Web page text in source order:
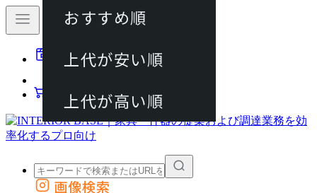
動画マニュアル
カート
外部サイトの商品をカートに追加
画像検索
おすすめ順
上代が安い順
上代が高い順